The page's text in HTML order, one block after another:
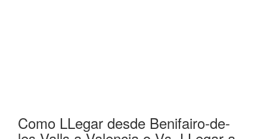
Como LLegar desde Benifairo-de-